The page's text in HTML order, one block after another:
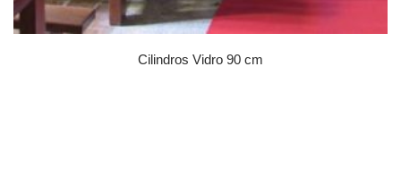
Cilindros Vidro 90 cm